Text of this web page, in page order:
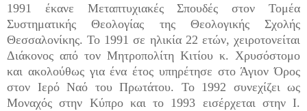
1991 έκανε Μεταπτυχιακές Σπουδές στον Τομέα
Συστηματικής Θεολογίας της Θεολογικής Σχολής
Θεσσαλονίκης. Το 1991 σε ηλικία 22 ετών, χειροτονείται
Διάκονος από τον Μητροπολίτη Κιτίου κ. Χρυσόστομο
και ακολούθως για ένα έτος υπηρέτησε στο Άγιον Όρος
στον Ιερό Ναό του Πρωτάτου. Το 1992 συνεχίζει ως
Μοναχός στην Κύπρο και το 1993 εισέρχεται στην Ι.